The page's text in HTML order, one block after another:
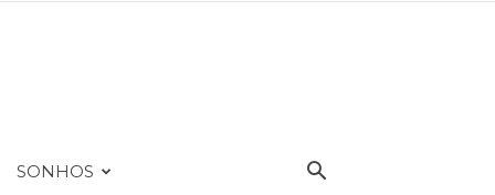
SONHOS